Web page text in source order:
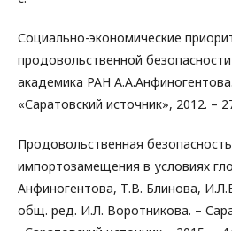
Социально-экономические
продовольственной
академика РАН
«Саратовский источник», 2012. –
Продовольственная
импортозамещения в условиях
Анфиногентова, Т.В. Блинова,
общ. ред. И.Л. Воротникова. –